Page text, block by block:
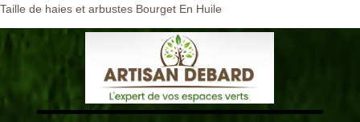
Taille de haies et arbustes Bourget En Huile